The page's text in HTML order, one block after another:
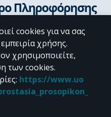
Κέντρου Πληροφόρησης
του ΕΚΠΑ
Βιβλιοθηκών
/ Helpdesk
cookies για να σας
χρήσης.
χρησιμοποιείτε,
των cookies.
: https://www.uo